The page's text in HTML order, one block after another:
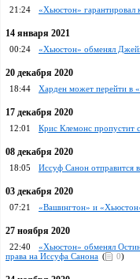
21:24 «Хьюстон» гарантировал
14 января 2021
00:24 «Хьюстон» обменял
20 декабря 2020
18:44 Харден может перейти в
17 декабря 2020
12:01 Крис Клемонс пропустит
08 декабря 2020
18:05 Иссуф Санон отправится
03 декабря 2020
07:21 «Вашингтон» и
27 ноября 2020
22:40
«Хьюстон» обменял
права на Иссуфа Санона ( 0)